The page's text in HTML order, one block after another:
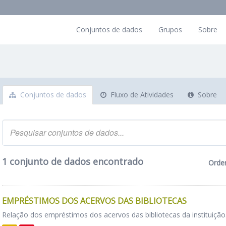
Conjuntos de dados Grupos Sobre
Conjuntos de dados Fluxo de Atividades Sobre
1 conjunto de dados encontrado
EMPRÉSTIMOS DOS ACERVOS DAS BIBLIOTECAS
Relação dos empréstimos dos acervos das bibliotecas da instituição.